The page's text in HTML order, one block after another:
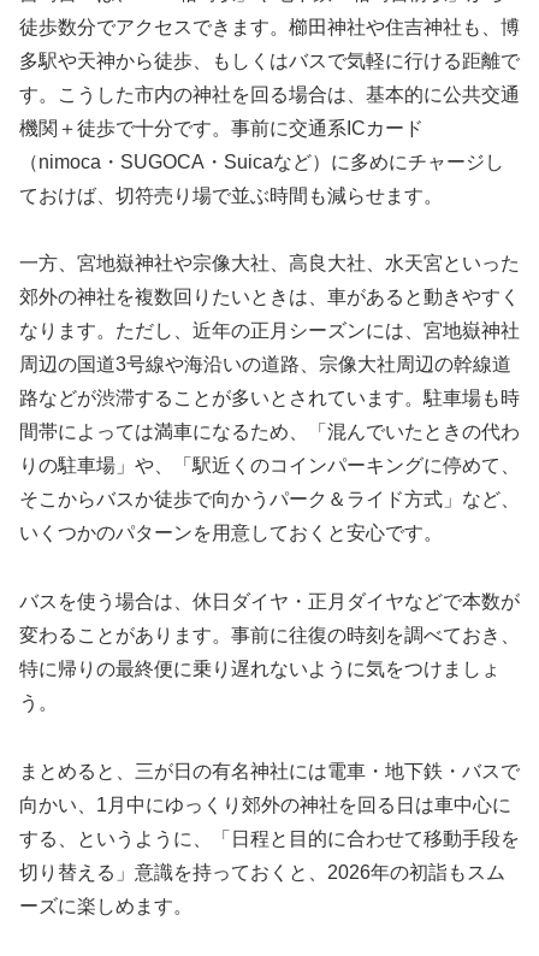
徒歩数分でアクセスできます。櫛田神社や住吉神社も、博
多駅や天神から徒歩、もしくはバスで気軽に行ける距離で
す。こうした市内の神社を回る場合は、基本的に公共交通
機関＋徒歩で十分です。事前に交通系ICカード
（nimoca・SUGOCA・Suicaなど）に多めにチャージし
ておけば、切符売り場で並ぶ時間も減らせます。
一方、宮地嶽神社や宗像大社、高良大社、水天宮といった
郊外の神社を複数回りたいときは、車があると動きやすく
なります。ただし、近年の正月シーズンには、宮地嶽神社
周辺の国道3号線や海沿いの道路、宗像大社周辺の幹線道
路などが渋滞することが多いとされています。駐車場も時
間帯によっては満車になるため、「混んでいたときの代わ
りの駐車場」や、「駅近くのコインパーキングに停めて、
そこからバスか徒歩で向かうパーク＆ライド方式」など、
いくつかのパターンを用意しておくと安心です。
バスを使う場合は、休日ダイヤ・正月ダイヤなどで本数が
変わることがあります。事前に往復の時刻を調べておき、
特に帰りの最終便に乗り遅れないように気をつけましょ
う。
まとめると、三が日の有名神社には電車・地下鉄・バスで
向かい、1月中にゆっくり郊外の神社を回る日は車中心に
する、というように、「日程と目的に合わせて移動手段を
切り替える」意識を持っておくと、2026年の初詣もスム
ーズに楽しめます。